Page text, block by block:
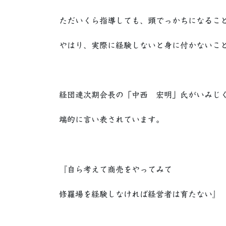
ただいくら指導しても、頭でっかちになるこ
やはり、実際に経験しないと身に付かないこ
経団連次期会長の「中西 宏明」氏がいみじ
端的に言い表されています。
『自ら考えて商売をやってみて
修羅場を経験しなければ経営者は育たない』